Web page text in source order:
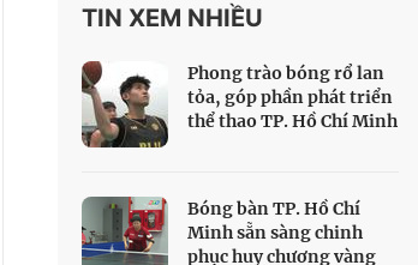
TIN XEM NHIỀU
Phong trào bóng rổ lan
tỏa, góp phần phát triển
thể thao TP. Hồ Chí Minh
Bóng bàn TP. Hồ Chí
Minh sẵn sàng chinh
phục huy chương vàng